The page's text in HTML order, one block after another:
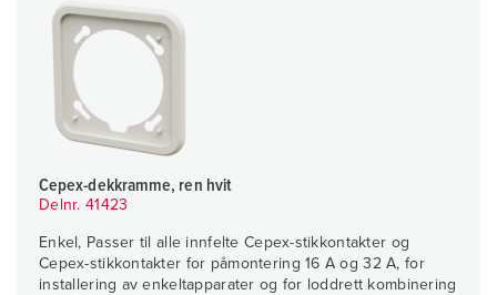
Cepex-dekkramme, ren hvit
Delnr. 41423
Enkel, Passer til alle innfelte Cepex-stikkontakter og
Cepex-stikkontakter for påmontering 16 A og 32 A, for
installering av enkeltapparater og for loddrett kombinering